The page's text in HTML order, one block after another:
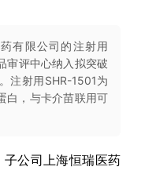
有限公司的注射用
审评中心纳入拟突破
注射用SHR-1501为
白，与卡介苗联用可
公司上海恒瑞医药